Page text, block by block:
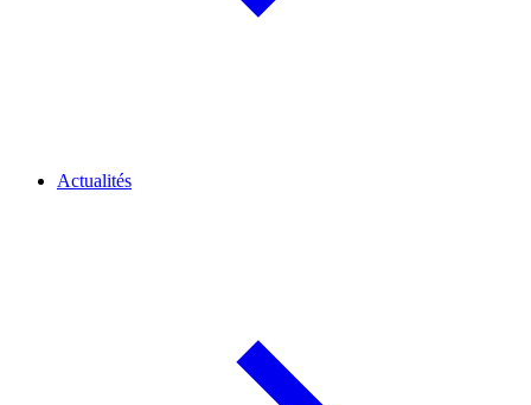
Actualités